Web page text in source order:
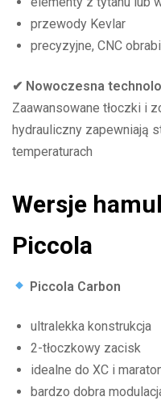
przewody Kevlar
precyzyjne, CNC
✔ Nowoczesna
Zaawansowane tłoczki i
hydrauliczny zapewniają
temperaturach
Wersje
Piccola
Piccola Carbon
ultralekka konstrukcja
2-tłoczkowy zacisk
idealne do XC i
bardzo dobra